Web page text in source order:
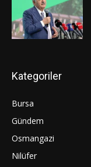
Kategoriler
Bursa
Gündem
Osmangazi
Nilüfer